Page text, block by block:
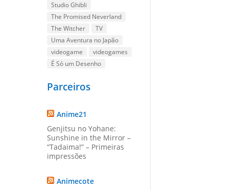
Studio Ghibli
The Promised Neverland
The Witcher
TV
Uma Aventura no Japão
videogame
videogames
É Só um Desenho
Parceiros
Anime21
Genjitsu no Yohane:
Sunshine in the Mirror –
“Tadaima!” – Primeiras
impressões
Animecote